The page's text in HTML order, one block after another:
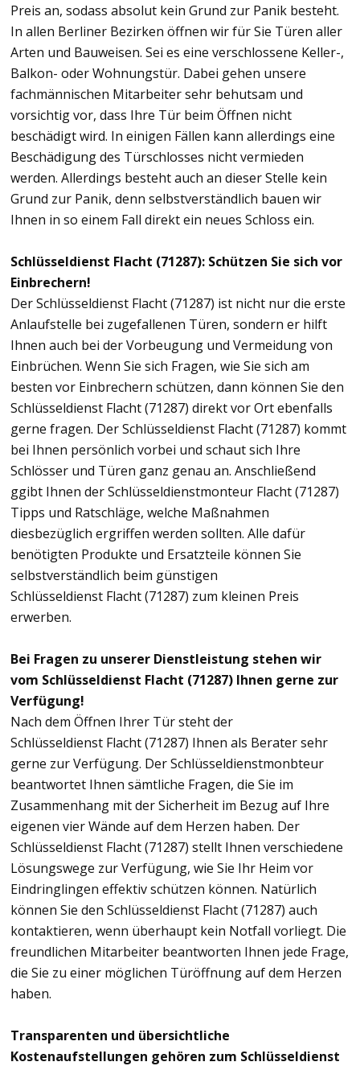
Preis an, sodass absolut kein Grund zur Panik besteht.
In allen Berliner Bezirken öffnen wir für Sie Türen aller
Arten und Bauweisen. Sei es eine verschlossene Keller-,
Balkon- oder Wohnungstür. Dabei gehen unsere
fachmännischen Mitarbeiter sehr behutsam und
vorsichtig vor, dass Ihre Tür beim Öffnen nicht
beschädigt wird. In einigen Fällen kann allerdings eine
Beschädigung des Türschlosses nicht vermieden
werden. Allerdings besteht auch an dieser Stelle kein
Grund zur Panik, denn selbstverständlich bauen wir
Ihnen in so einem Fall direkt ein neues Schloss ein.
Schlüsseldienst Flacht (71287): Schützen Sie sich vor
Einbrechern!
Der Schlüsseldienst Flacht (71287) ist nicht nur die erste
Anlaufstelle bei zugefallenen Türen, sondern er hilft
Ihnen auch bei der Vorbeugung und Vermeidung von
Einbrüchen. Wenn Sie sich Fragen, wie Sie sich am
besten vor Einbrechern schützen, dann können Sie den
Schlüsseldienst Flacht (71287) direkt vor Ort ebenfalls
gerne fragen. Der Schlüsseldienst Flacht (71287) kommt
bei Ihnen persönlich vorbei und schaut sich Ihre
Schlösser und Türen ganz genau an. Anschließend
ggibt Ihnen der Schlüsseldienstmonteur Flacht (71287)
Tipps und Ratschläge, welche Maßnahmen
diesbezüglich ergriffen werden sollten. Alle dafür
benötigten Produkte und Ersatzteile können Sie
selbstverständlich beim günstigen
Schlüsseldienst Flacht (71287) zum kleinen Preis
erwerben.
Bei Fragen zu unserer Dienstleistung stehen wir
vom Schlüsseldienst Flacht (71287) Ihnen gerne zur
Verfügung!
Nach dem Öffnen Ihrer Tür steht der
Schlüsseldienst Flacht (71287) Ihnen als Berater sehr
gerne zur Verfügung. Der Schlüsseldienstmonbteur
beantwortet Ihnen sämtliche Fragen, die Sie im
Zusammenhang mit der Sicherheit im Bezug auf Ihre
eigenen vier Wände auf dem Herzen haben. Der
Schlüsseldienst Flacht (71287) stellt Ihnen verschiedene
Lösungswege zur Verfügung, wie Sie Ihr Heim vor
Eindringlingen effektiv schützen können. Natürlich
können Sie den Schlüsseldienst Flacht (71287) auch
kontaktieren, wenn überhaupt kein Notfall vorliegt. Die
freundlichen Mitarbeiter beantworten Ihnen jede Frage,
die Sie zu einer möglichen Türöffnung auf dem Herzen
haben.
Transparenten und übersichtliche
Kostenaufstellungen gehören zum Schlüsseldienst